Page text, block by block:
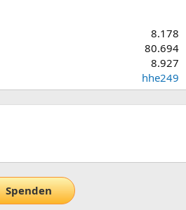
8.178
80.694
8.927
hhe249
Spenden